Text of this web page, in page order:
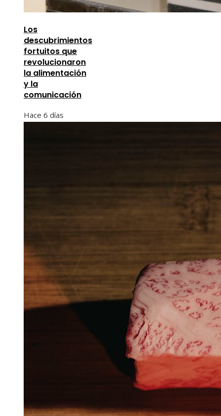
Los
descubrimientos
fortuitos que
revolucionaron
la alimentación
y la
comunicación
Hace 6 días